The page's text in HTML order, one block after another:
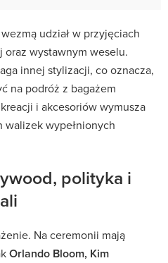
udział w przyjęciach
wystawnym weselu.
innej stylizacji, co oznacza,
na podróż z bagażem
i akcesoriów wymusza
walizek wypełnionych
polityka i
Na ceremonii mają
Orlando Bloom, Kim